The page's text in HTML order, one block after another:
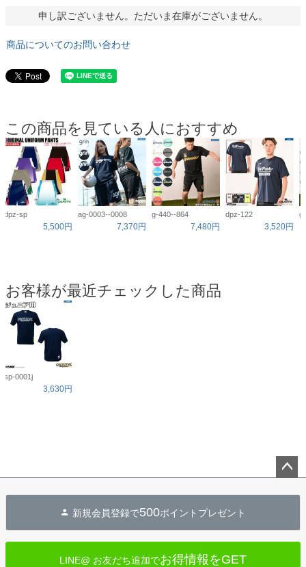
申し訳ございません。ただいま在庫がございません。
商品についてのお問い合わせ
この商品を見ている人におすすめ
dpz-sp
5,500円
ag-0003--0008
7,370円
g-440--864
7,480円
dpz-122
3,520円
お客様が最近チェックした商品
sp-0001j
3,630円
へ
新規会員登録で500ポイントプレゼント
LINE@ お友だち追加でお得情報をGET